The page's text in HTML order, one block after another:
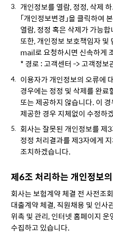
개인정보를 열람, 정정, 삭제
「개인정보변경」을 클릭하여
열람, 정정 혹은 삭제가 가능합
또한, 개인정보 보호책임자 및
mail로 요청하시면 신속하게
* 경로 : 고객센터 -> 고객정보
이용자가 개인정보의 오류에
경우에는 정정 및 삭제를 완
또는 제공하지 않습니다. 이
제공한 경우 지체없이 수정하
회사는 잘못된 개인정보를 제
정정 처리결과를 제3자에게
조치하겠습니다.
제6조 처리하는 개인정보
회사는 보험계약 체결 전 사전조
대출계약 체결, 직원채용 및 인
위촉 및 관리, 인터넷 홈페이지
수집하고 있습니다.